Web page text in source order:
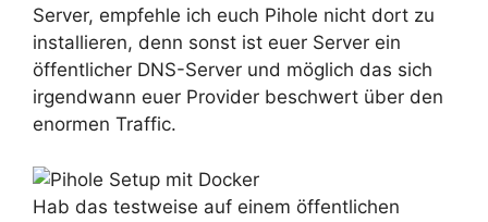
Server, empfehle ich euch Pihole nicht dort zu
installieren, denn sonst ist euer Server ein
öffentlicher DNS-Server und möglich das sich
irgendwann euer Provider beschwert über den
enormen Traffic.
Hab das testweise auf einem öffentlichen